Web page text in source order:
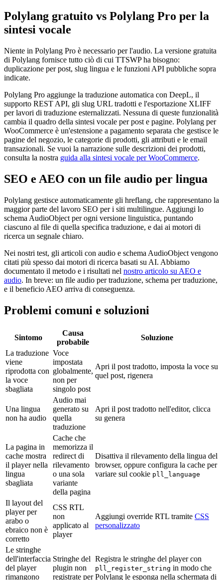
Polylang gratuito vs Polylang Pro per la
sintesi vocale
Niente in Polylang Pro è necessario per l'audio. La versione gratuita
di Polylang fornisce tutto ciò di cui TTSWP ha bisogno:
duplicazione per post, slug lingua e le funzioni API pubbliche sopra
indicate.
Polylang Pro aggiunge la traduzione automatica con DeepL, il
supporto REST API, gli slug URL tradotti e l'esportazione XLIFF
per lavori di traduzione esternalizzati. Nessuna di queste funzionalità
cambia il quadro della sintesi vocale per post e pagine. Polylang per
WooCommerce è un'estensione a pagamento separata che gestisce le
pagine del negozio, le categorie di prodotti, gli attributi e le email
transazionali. Se vuoi la narrazione sulle descrizioni dei prodotti,
consulta la nostra guida alla sintesi vocale per WooCommerce.
SEO e AEO con un file audio per lingua
Polylang gestisce automaticamente gli hreflang, che rappresentano la
maggior parte del lavoro SEO per i siti multilingue. Aggiungi lo
schema AudioObject per ogni versione linguistica, puntando
ciascuno al file di quella specifica traduzione, e dai ai motori di
ricerca un segnale chiaro.
Nei nostri test, gli articoli con audio e schema AudioObject vengono
citati più spesso dai motori di ricerca basati su AI. Abbiamo
documentato il metodo e i risultati nel nostro articolo su AEO e
audio. In breve: un file audio per traduzione, schema per traduzione,
e il beneficio AEO arriva di conseguenza.
Problemi comuni e soluzioni
Sintomo
Causa
probabile
Soluzione
La traduzione
viene
riprodotta con
la voce
sbagliata
Voce
impostata
globalmente,
non per
singolo post
Apri il post tradotto, imposta la voce su
quel post, rigenera
Una lingua
non ha audio
Audio mai
generato su
quella
traduzione
Apri il post tradotto nell'editor, clicca
su genera
La pagina in
cache mostra
il player nella
lingua
sbagliata
Cache che
memorizza il
redirect di
rilevamento
o una sola
variante
della pagina
Disattiva il rilevamento della lingua del
browser, oppure configura la cache per
variare sul cookie pll_language
Il layout del
player per
arabo o
ebraico non è
corretto
CSS RTL
non
applicato al
player
Aggiungi override RTL tramite CSS
personalizzato
Le stringhe
dell'interfaccia
del player
rimangono
Stringhe del
plugin non
registrate per
Registra le stringhe del player con
pll_register_string in modo che
Polylang le esponga nella schermata di